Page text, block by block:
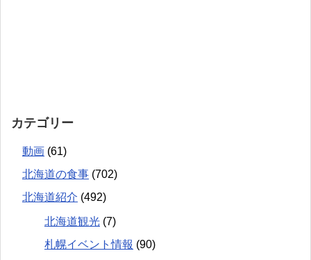
カテゴリー
動画 (61)
北海道の食事 (702)
北海道紹介 (492)
北海道観光 (7)
札幌イベント情報 (90)